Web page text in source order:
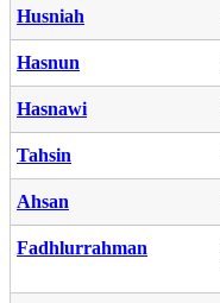
Husniah
Hasnun
Hasnawi
Tahsin
Ahsan
Fadhlurrahman